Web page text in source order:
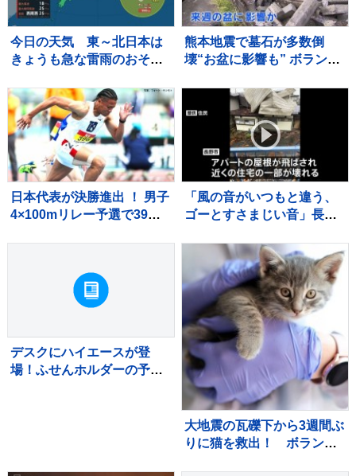
サーチ】
今日の天気 東～北日本は
きょうも急な雷雨のおそ
るほどの降り方に 台風15
号はあさって11日（火・
祝）ごろ東北に上陸か
熊本地震で墓石が多数倒
壊“お盆に影響も” ボランテ
ばお参りに来られるので
は」
日本代表が決勝進出 ！ 男子
4×100mリレー予選で39秒
「風の音がいつもと違う、
ゴーとすさまじい音」長野
住宅損壊 最大瞬間風速19.9
メートル記録
デスクにハイエースが登
場！ふせんホルダーの予約
大地震の瓦礫下から3週間ぶ
りに猫を救出！ ボランテ